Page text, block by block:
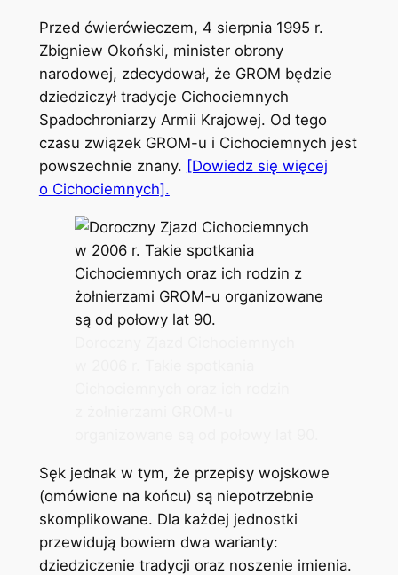
Przed ćwierćwieczem, 4 sierpnia 1995 r.
Zbigniew Okoński, minister obrony
narodowej, zdecydował, że GROM będzie
dziedziczył tradycje Cichociemnych
Spadochroniarzy Armii Krajowej. Od tego
czasu związek GROM-u i Cichociemnych jest
powszechnie znany. [Dowiedz się więcej
o Cichociemnych].
Sęk jednak w tym, że przepisy wojskowe
(omówione na końcu) są niepotrzebnie
skomplikowane. Dla każdej jednostki
przewidują bowiem dwa warianty:
dziedziczenie tradycji oraz noszenie imienia.